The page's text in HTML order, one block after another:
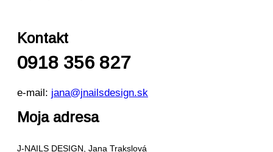
Kontakt
0918 356 827
e-mail: jana@jnailsdesign.sk
Moja adresa
J-NAILS DESIGN, Jana Trakslová